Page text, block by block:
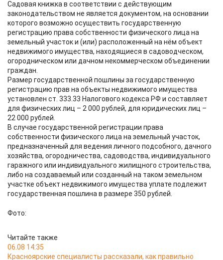
Садовая книжка в соответствии с действующим
законодательством не является документом, на основании
которого возможно осуществить государственную
регистрацию права собственности физического лица на
земельный участок и (или) расположенный на нём объект
недвижимого имущества, находящиеся в садоводческом,
огородническом или дачном некоммерческом объединении
граждан.
Размер государственной пошлины за государственную
регистрацию прав на объекты недвижимого имущества
установлен ст. 333.33 Налогового кодекса РФ и составляет
для физических лиц – 2 000 рублей, для юридических лиц –
22 000 рублей.
В случае государственной регистрации права
собственности физического лица на земельный участок,
предназначенный для ведения личного подсобного, дачного
хозяйства, огородничества, садоводства, индивидуального
гаражного или индивидуального жилищного строительства,
либо на создаваемый или созданный на таком земельном
участке объект недвижимого имущества уплате подлежит
государственная пошлина в размере 350 рублей.
Фото:
Читайте также
06.08 14:35
Красноярские специалисты рассказали, как правильно